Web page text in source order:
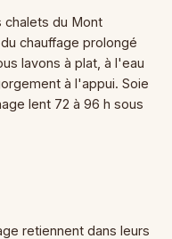
chalets du Mont
chauffage prolongé
lavons à plat, à l'eau
à l'appui. Soie
lent 72 à 96 h sous
retiennent dans leurs